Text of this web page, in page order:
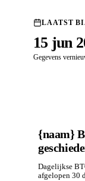
LAATST
15 jun
Gegevens
{naam}
Dagelijkse
afgelopen 30